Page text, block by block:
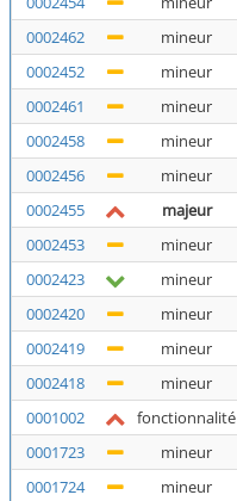
0002462
mineur
0002452
mineur
0002461
mineur
0002458
mineur
0002456
mineur
0002455
majeur
0002453
mineur
0002423
mineur
0002420
mineur
0002419
mineur
0002418
mineur
0001002
fonctionnalité
0001723
mineur
0001724
mineur